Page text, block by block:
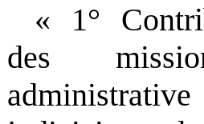
« 1°
des